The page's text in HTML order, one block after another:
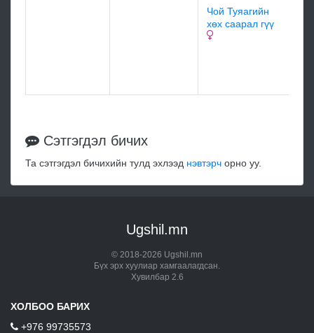
Чой Туяагийн
хөх саарал гүү
Сэтгэгдэл бичих
Та сэтгэгдэл бичихийн тулд эхлээд нэвтэрч орно уу.
Ugshil.mn
© 2018-2026 Ugshil.mn
Бүх эрх хуулиар хамгаалагдсан.
Хувилбар 2.6
ХОЛБОО БАРИХ
+976 99735573